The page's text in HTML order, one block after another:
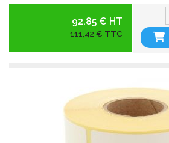
92.85 € HT
111,42 € TTC